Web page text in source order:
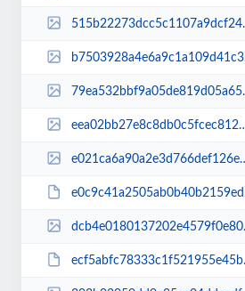
515b22273dcc5c1107a9dcf248898baf.jpg
b7503928a4e6a9c1a109d41c374a3184.jpg
79ea532bbf9a05de819d05a65d88ced6.jpg
eea02bb27e8c8db0c5fcec8127856ea0.jpg
e021ca6a90a2e3d766def126e394367a.jpg
e0c9c41a2505ab0b40b2159edcce1b6c.pdf
dcb4e0180137202e4579f0e80c54efed.jpg
ecf5abfc78333c1f521955e45bcf4f9d.pdf